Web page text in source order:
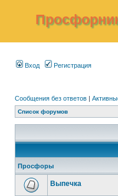
Вход Регистрация
Сообщения без ответов |
Список форумов
Просфоры
Выпечка